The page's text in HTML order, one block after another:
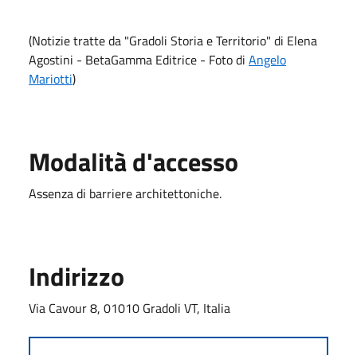
(Notizie tratte da "Gradoli Storia e Territorio" di Elena
Agostini - BetaGamma Editrice - Foto di Angelo
Mariotti)
Modalità d'accesso
Assenza di barriere architettoniche.
Indirizzo
Via Cavour 8, 01010 Gradoli VT, Italia